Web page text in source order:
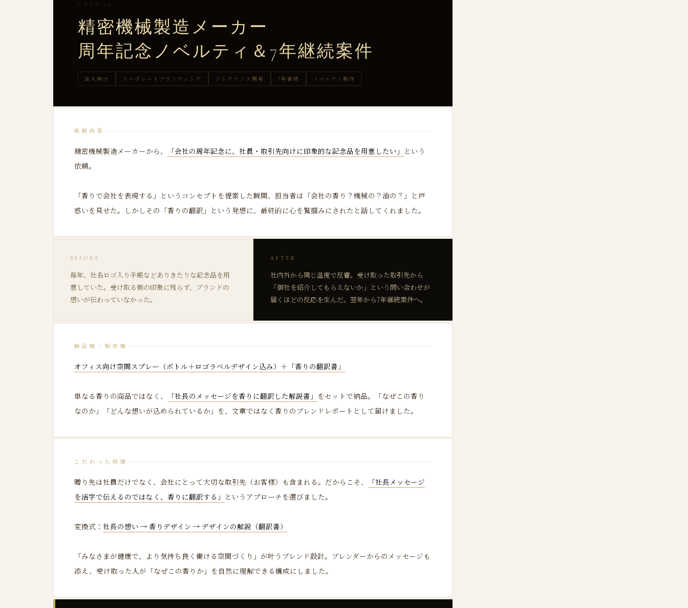
CASE 02
精密機械製造メーカー
周年記念ノベルティ＆7年継続案件
法人向け コーポレートブランディング フレグランス開発 7年継続 ノベルティ制作
依頼内容
精密機械製造メーカーから、 「会社の周年記念に、社員・取引先向けに印象的な記念品を用意したい」 という
依頼。
「香りで会社を表現する」というコンセプトを提案した瞬間、担当者は「会社の香り？機械の？油の？」と戸
惑いを見せた。しかしその「香りの翻訳」という発想に、最終的に心を鷲掴みにされたと話してくれました。
BEFORE
毎年、社名ロゴ入り手帳などありきたりな記念品を用
意していた。受け取る側の印象に残らず、ブランドの
想いが伝わっていなかった。
AFTER
社内外から同じ温度で反響。受け取った取引先から
「御社を紹介してもらえないか」という問い合わせが
届くほどの反応を生んだ。翌年から7年継続案件へ。
納品物・制作物
オフィス向け空間スプレー（ボトル＋ロゴラベルデザイン込み）＋「香りの翻訳書」
単なる香りの商品ではなく、 「社長のメッセージを香りに翻訳した解説書」 をセットで納品。「なぜこの香り
なのか」「どんな想いが込められているか」を、文章ではなく香りのブレンドレポートとして届けました。
こだわった特徴
贈り先は社員だけでなく、会社にとって大切な取引先（お客様）も含まれる。だからこそ、
「社長メッセージ
を活字で伝えるのではなく、香りに翻訳する」 というアプローチを選びました。
変換式： 社長の想い → 香りデザイン → デザインの解説（翻訳書）
「みなさまが健康で、より気持ち良く働ける空間づくり」が叶うブレンド設計。ブレンダーからのメッセージも
添え、受け取った人が「なぜこの香りか」を自然に理解できる構成にしました。